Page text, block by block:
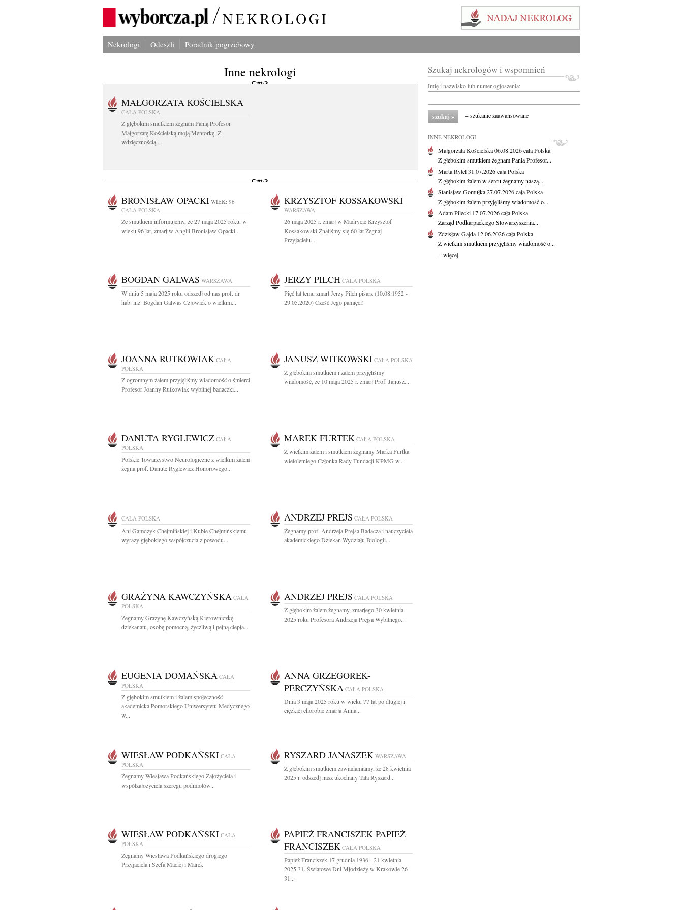
Nekrologi Odeszli Poradnik pogrzebowy
Inne nekrologi
MAŁGORZATA KOŚCIELSKA
CAŁA POLSKA
Z głębokim smutkiem żegnam Panią Profesor
Małgorzatę Kościelską moją Mentorkę. Z
wdzięcznością...
BRONISŁAW OPACKI WIEK: 96
CAŁA POLSKA
Ze smutkiem informujemy, że 27 maja 2025 roku, w
wieku 96 lat, zmarł w Anglii Bronisław Opacki...
KRZYSZTOF KOSSAKOWSKI
WARSZAWA
26 maja 2025 r. zmarł w Madrycie Krzysztof
Kossakowski Znaliśmy się 60 lat Żegnaj
Przyjacielu...
BOGDAN GALWAS WARSZAWA
W dniu 5 maja 2025 roku odszedł od nas prof. dr
hab. inż. Bogdan Galwas Człowiek o wielkim...
JERZY PILCH CAŁA POLSKA
Pięć lat temu zmarł Jerzy Pilch pisarz (10.08.1952 -
29.05.2020) Cześć Jego pamięci!
JOANNA RUTKOWIAK CAŁA
POLSKA
Z ogromnym żalem przyjęliśmy wiadomość o śmierci
Profesor Joanny Rutkowiak wybitnej badaczki...
JANUSZ WITKOWSKI CAŁA POLSKA
Z głębokim smutkiem i żalem przyjęliśmy
wiadomość, że 10 maja 2025 r. zmarł Prof. Janusz...
DANUTA RYGLEWICZ CAŁA
POLSKA
Polskie Towarzystwo Neurologiczne z wielkim żalem
żegna prof. Danutę Ryglewicz Honorowego...
MAREK FURTEK CAŁA POLSKA
Z wielkim żalem i smutkiem żegnamy Marka Furtka
wieloletniego Członka Rady Fundacji KPMG w...
CAŁA POLSKA
Ani Gamdzyk-Chełmińskiej i Kubie Chełmińskiemu
wyrazy głębokiego współczucia z powodu...
ANDRZEJ PREJS CAŁA POLSKA
Żegnamy prof. Andrzeja Prejsa Badacza i nauczyciela
akademickiego Dziekan Wydziału Biologii...
GRAŻYNA KAWCZYŃSKA CAŁA
POLSKA
Żegnamy Grażynę Kawczyńską Kierowniczkę
dziekanatu, osobę pomocną, życzliwą i pełną ciepła...
ANDRZEJ PREJS CAŁA POLSKA
Z głębokim żalem żegnamy, zmarłego 30 kwietnia
2025 roku Profesora Andrzeja Prejsa Wybitnego...
EUGENIA DOMAŃSKA CAŁA
POLSKA
Z głębokim smutkiem i żalem społeczność
akademicka Pomorskiego Uniwersytetu Medycznego
w...
ANNA GRZEGOREK-
PERCZYŃSKA CAŁA POLSKA
Dnia 3 maja 2025 roku w wieku 77 lat po długiej i
ciężkiej chorobie zmarła Anna...
WIESŁAW PODKAŃSKI CAŁA
POLSKA
Żegnamy Wiesława Podkańskiego Założyciela i
współzałożyciela szeregu podmiotów...
RYSZARD JANASZEK WARSZAWA
Z głębokim smutkiem zawiadamiamy, że 28 kwietnia
2025 r. odszedł nasz ukochany Tata Ryszard...
WIESŁAW PODKAŃSKI CAŁA
POLSKA
Żegnamy Wiesława Podkańskiego drogiego
Przyjaciela i Szefa Maciej i Marek
PAPIEŻ FRANCISZEK PAPIEŻ
FRANCISZEK CAŁA POLSKA
Papież Franciszek 17 grudnia 1936 - 21 kwietnia
2025 31. Światowe Dni Młodzieży w Krakowie 26-
31...
Szukaj nekrologów i wspomnień
Imię i nazwisko lub numer ogłoszenia:
+ szukanie zaawansowane
INNE NEKROLOGI
Małgorzata Kościelska06.08.2026cała Polska
Z głębokim smutkiem żegnam Panią Profesor...
Marta Rytel31.07.2026cała Polska
Z głębokim żalem w sercu żegnamy naszą...
Stanisław Gomułka27.07.2026cała Polska
Z głębokim żalem przyjęliśmy wiadomość o...
Adam Pilecki 17.07.2026cała Polska
Zarząd Podkarpackiego Stowarzyszenia...
Zdzisław Gajda 12.06.2026cała Polska
Z wielkim smutkiem przyjęliśmy wiadomość o...
+ więcej